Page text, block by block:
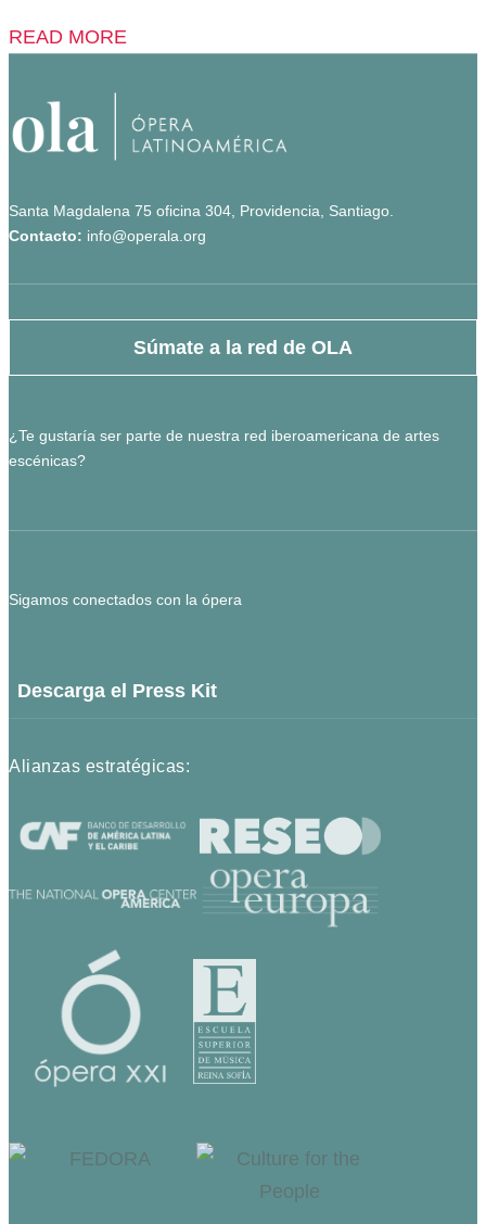
READ MORE
Santa Magdalena 75 oficina 304, Providencia, Santiago.
Contacto: info@operala.org
Súmate a la red de OLA
¿Te gustaría ser parte de nuestra red iberoamericana de artes
escénicas?
Sigamos conectados con la ópera
Descarga el Press Kit
Alianzas estratégicas: